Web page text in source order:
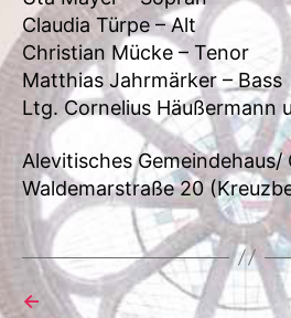
Claudia Türpe – Alt
Christian Mücke – Tenor
Matthias Jahrmärker – Bass
Ltg. Cornelius Häußermann
Alevitisches Gemeindehaus/
Waldemarstraße 20
←